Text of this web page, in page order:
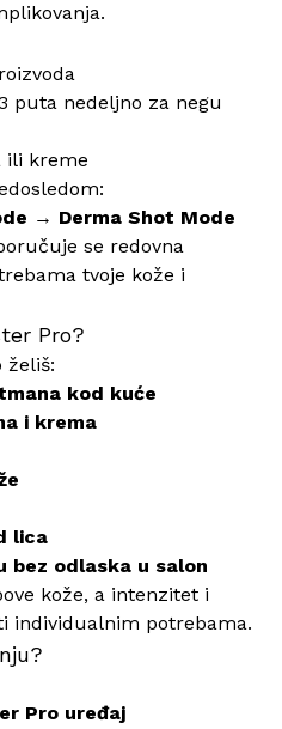
puta nedeljno za negu
ili kreme
→ Derma Shot Mode
se redovna
tvoje kože i
Pro?
želiš:
kod kuće
i krema
lica
bez odlaska u salon
kože, a intenzitet i
individualnim potrebama.
Pro uređaj